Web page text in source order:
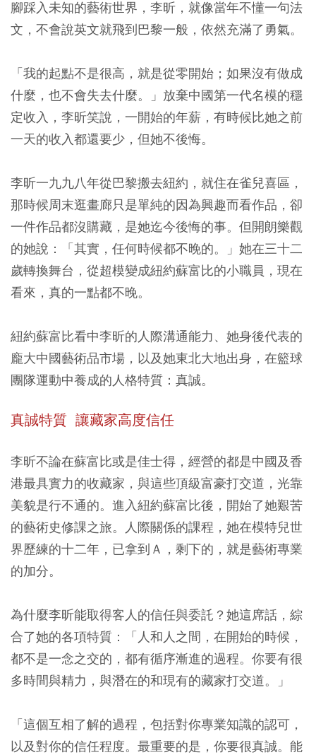
腳踩入未知的藝術世界，李昕，就像當年不懂一句法
文，不會說英文就飛到巴黎一般，依然充滿了勇氣。
「我的起點不是很高，就是從零開始；如果沒有做成
什麼，也不會失去什麼。」放棄中國第一代名模的穩
定收入，李昕笑說，一開始的年薪，有時候比她之前
一天的收入都還要少，但她不後悔。
李昕一九九八年從巴黎搬去紐約，就住在雀兒喜區，
那時候周末逛畫廊只是單純的因為興趣而看作品，卻
一件作品都沒購藏，是她迄今後悔的事。但開朗樂觀
的她說：「其實，任何時候都不晚的。」她在三十二
歲轉換舞台，從超模變成紐約蘇富比的小職員，現在
看來，真的一點都不晚。
紐約蘇富比看中李昕的人際溝通能力、她身後代表的
龐大中國藝術品市場，以及她東北大地出身，在籃球
團隊運動中養成的人格特質：真誠。
真誠特質 讓藏家高度信任
李昕不論在蘇富比或是佳士得，經營的都是中國及香
港最具實力的收藏家，與這些頂級富豪打交道，光靠
美貌是行不通的。進入紐約蘇富比後，開始了她艱苦
的藝術史修課之旅。人際關係的課程，她在模特兒世
界歷練的十二年，已拿到Ａ，剩下的，就是藝術專業
的加分。
為什麼李昕能取得客人的信任與委託？她這席話，綜
合了她的各項特質：「人和人之間，在開始的時候，
都不是一念之交的，都有循序漸進的過程。你要有很
多時間與精力，與潛在的和現有的藏家打交道。」
「這個互相了解的過程，包括對你專業知識的認可，
以及對你的信任程度。最重要的是，你要很真誠。能